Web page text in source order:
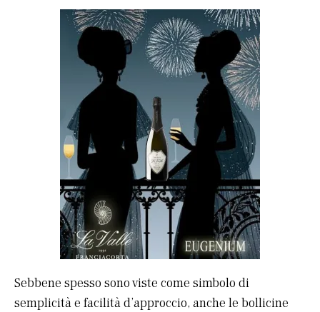
Sebbene spesso sono viste come simbolo di
semplicità e facilità d’approccio, anche le bollicine